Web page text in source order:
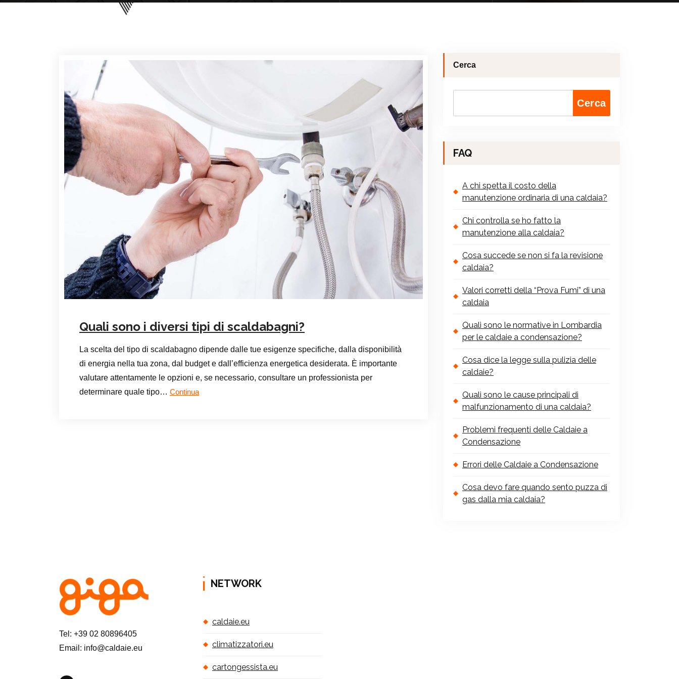
Quali sono i diversi tipi di scaldabagni?
La scelta del tipo di scaldabagno dipende dalle tue esigenze specifiche, dalla disponibilità
di energia nella tua zona, dal budget e dall’efficienza energetica desiderata. È importante
valutare attentamente le opzioni e, se necessario, consultare un professionista per
determinare quale tipo… Continua
Cerca
Cerca
FAQ
A chi spetta il costo della
manutenzione ordinaria di una caldaia?
Chi controlla se ho fatto la
manutenzione alla caldaia?
Cosa succede se non si fa la revisione
caldaia?
Valori corretti della “Prova Fumi” di una
caldaia
Quali sono le normative in Lombardia
per le caldaie a condensazione?
Cosa dice la legge sulla pulizia delle
caldaie?
Quali sono le cause principali di
malfunzionamento di una caldaia?
Problemi frequenti delle Caldaie a
Condensazione
Errori delle Caldaie a Condensazione
Cosa devo fare quando sento puzza di
gas dalla mia caldaia?
Tel: +39 02 80896405
Email: info@caldaie.eu
NETWORK
caldaie.eu
climatizzatori.eu
cartongessista.eu